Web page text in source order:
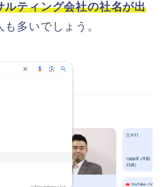
ルティング会社の社名が出
多いでしょう。